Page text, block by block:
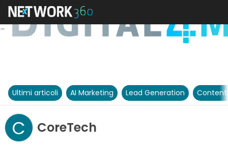
Ultimi articoli AI Marketing Lead Generation
C CoreTech